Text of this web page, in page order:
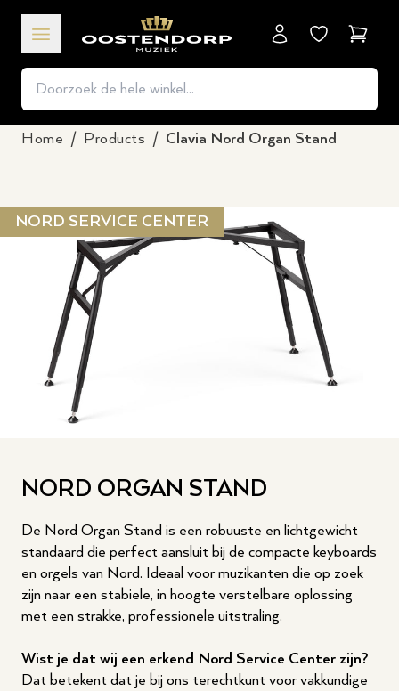
Home / Products / Clavia Nord Organ Stand
NORD SERVICE CENTER
NORD ORGAN STAND
De Nord Organ Stand is een robuuste en lichtgewicht
standaard die perfect aansluit bij de compacte keyboards
en orgels van Nord. Ideaal voor muzikanten die op zoek
zijn naar een stabiele, in hoogte verstelbare oplossing
met een strakke, professionele uitstraling.
Wist je dat wij een erkend Nord Service Center zijn?
Dat betekent dat je bij ons terechtkunt voor vakkundige